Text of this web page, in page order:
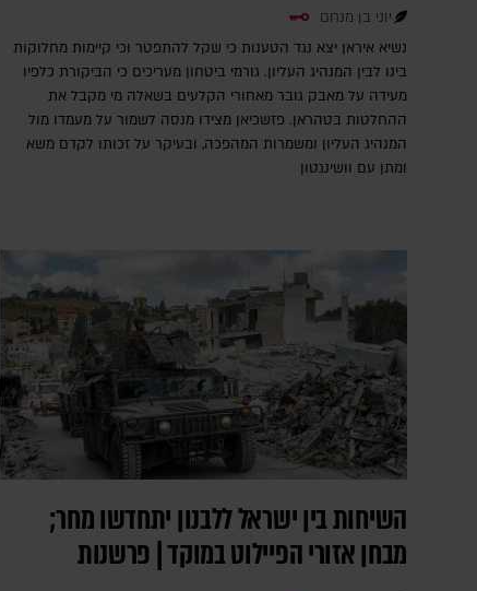
יוני בן מנחם
נשיא איראן יצא נגד הטענות כי שקל להתפטר וכי קיימות מחלוקות
בינו לבין המנהיג העליון. גורמי ביטחון מעריכים כי הביקורת כלפיו
מעידה על מאבק גובר מאחורי הקלעים בשאלה מי מקבל את
ההחלטות בטהראן. פזשכיאן מצידו מנסה לשמור על מעמדו מול
המנהיג העליון ומשמרות המהפכה, ובעיקר על זכותו לקדם משא
ומתן עם וושינגטון
השיחות בין ישראל ללבנון יתחדשו מחר;
מבחן אזורי הפיילוט במוקד | פרשנות